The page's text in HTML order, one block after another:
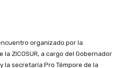
organizado por la
la ZICOSUR, a cargo del Gobernador
la secretaría Pro Témpore de la